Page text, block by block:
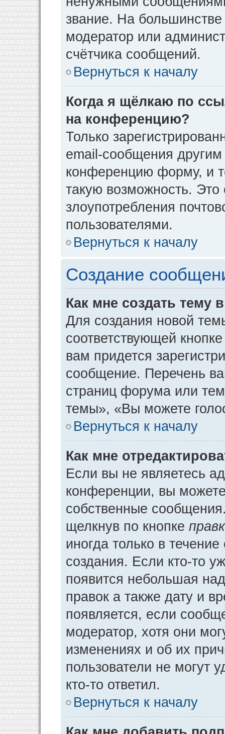
звание. На
модератор или
счётчика сообщений.
Вернуться к началу
Когда я щёлкаю по
на конференцию?
Только
email-сообщения
конференцию форму, и
такую возможность. Это
злоупотребления
пользователями.
Вернуться к началу
Создание
Как мне создать тему
Для создания новой
соответствующей
вам придется
сообщение. Перечень
страниц форума или
темы», «Вы можете
Вернуться к началу
Как мне
Если вы не являетесь
конференции, вы можете
собственные
щелкнув по кнопке
иногда только в
создания. Если кто-то
появится небольшая
правок а также дату и
появляется, если
модератор, хотя они
изменениях и об их
пользователи не могут
кто-то ответил.
Вернуться к началу